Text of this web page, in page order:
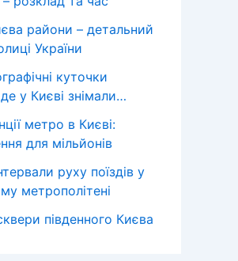
райони – детальний
України
куточки
у Києві знімали…
метро в Києві:
для мільйонів
руху поїздів у
метрополітені
південного Києва